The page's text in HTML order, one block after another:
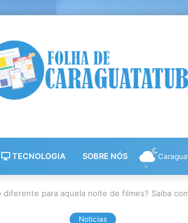
TECNOLOGIA SOBRE NÓS
diferente para aquela noite de filmes? Saiba
Noticias